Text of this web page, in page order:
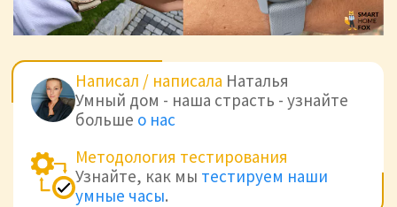
Написал / написала Наталья
Умный дом - наша страсть - узнайте
больше о нас
Методология тестирования
Узнайте, как мы тестируем наши
умные часы.